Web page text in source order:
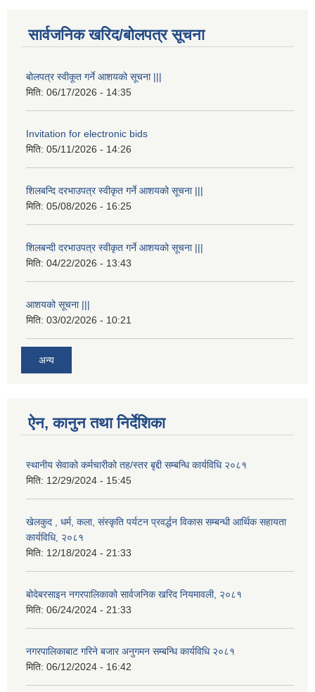
सार्वजनिक खरिद/बोलपत्र सूचना
बोलपत्र स्वीकूत गर्ने आशयको सूचना |||
मिति: 06/17/2026 - 14:35
Invitation for electronic bids
मिति: 05/11/2026 - 14:26
शिलबन्दि दरभाउपत्र स्वीकृत गर्ने आशयको सूचना |||
मिति: 05/08/2026 - 16:25
शिलबन्दी दरभाउपत्र स्वीकृत गर्ने आशयको सूचना |||
मिति: 04/22/2026 - 13:43
आशयको सूचना |||
मिति: 03/02/2026 - 10:21
अन्य
ऐन, कानुन तथा निर्देशिका
स्थानीय सेवाको कर्मचारीको तह/स्तर बृद्दी सम्बन्धि कार्यविधि २०८१
मिति: 12/29/2024 - 15:45
खेलकुद , धर्म, कला, संस्कृति पर्यटन प्रवर्द्धन विकास सम्बन्धी आर्थिक सहायता
कार्यविधि, २०८१
मिति: 12/18/2024 - 21:33
बोदेबरसाइन नगरपालिकाको सार्वजनिक खरिद नियमावली, २०८१
मिति: 06/24/2024 - 21:33
नगरपालिकाबाट गरिने बजार अनुगमन सम्बन्धि कार्यविधि २०८१
मिति: 06/12/2024 - 16:42